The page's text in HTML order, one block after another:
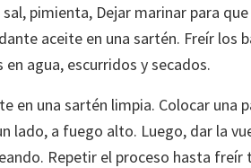
pimienta, Dejar marinar para
aceite en una sartén. Freír los
agua, escurridos y secados.
en una sartén limpia. Colocar una
lado, a fuego alto. Luego, dar la
Repetir el proceso hasta